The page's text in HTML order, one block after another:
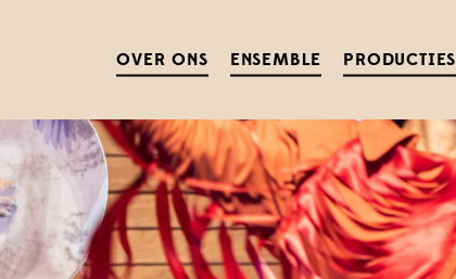
OVER ONS ENSEMBLE PRODUCTIES